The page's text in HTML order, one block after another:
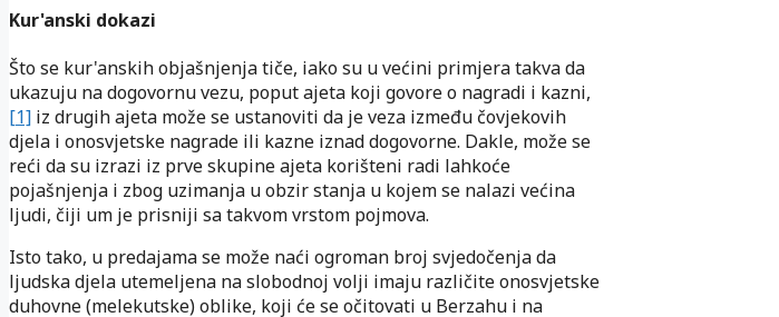
Kur'anski dokazi
Što se kur'anskih objašnjenja tiče, iako su u većini primjera takva da
ukazuju na dogovornu vezu, poput ajeta koji govore o nagradi i kazni,
[1] iz drugih ajeta može se ustanoviti da je veza između čovjekovih
djela i onosvjetske nagrade ili kazne iznad dogovorne. Dakle, može se
reći da su izrazi iz prve skupine ajeta korišteni radi lahkoće
pojašnjenja i zbog uzimanja u obzir stanja u kojem se nalazi većina
ljudi, čiji um je prisniji sa takvom vrstom pojmova.
Isto tako, u predajama se može naći ogroman broj svjedočenja da
ljudska djela utemeljena na slobodnoj volji imaju različite onosvjetske
duhovne (melekutske) oblike, koji će se očitovati u Berzahu i na